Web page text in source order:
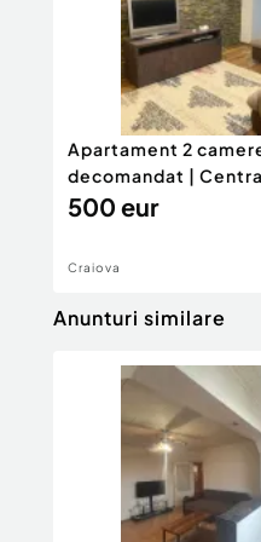
Apartament 2
decomandat |
60 mp |
500 eur
Craiova
Anunturi similare